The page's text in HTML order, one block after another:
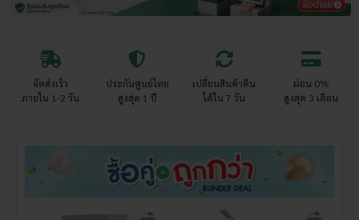
จัดส่งเร็ว
ภายใน 1-2 วัน
ประกันศูนย์ไทย
สูงสุด 1 ปี
เปลี่ยนสินค้าคืน
ได้ใน 7 วัน
ผ่อน 0%
สูงสุด 3 เดือน